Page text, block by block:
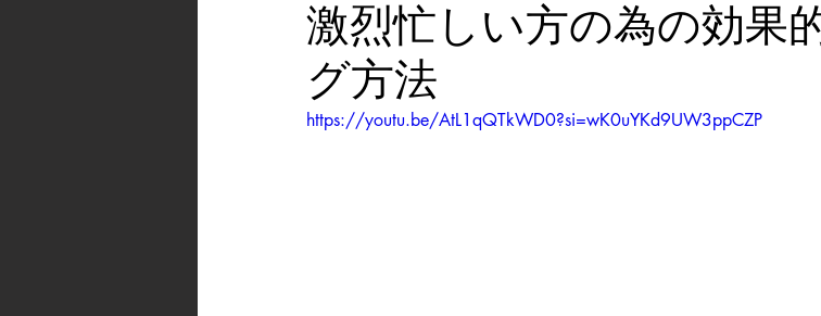
health mamagement
激烈忙しい方の為の効果
グ方法
https://youtu.be/AtL1qQTkWD0?si=wK0uYKd9UW3ppCZP